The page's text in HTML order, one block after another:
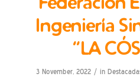
Ingeniería
“LA
3 November, 2022 / in